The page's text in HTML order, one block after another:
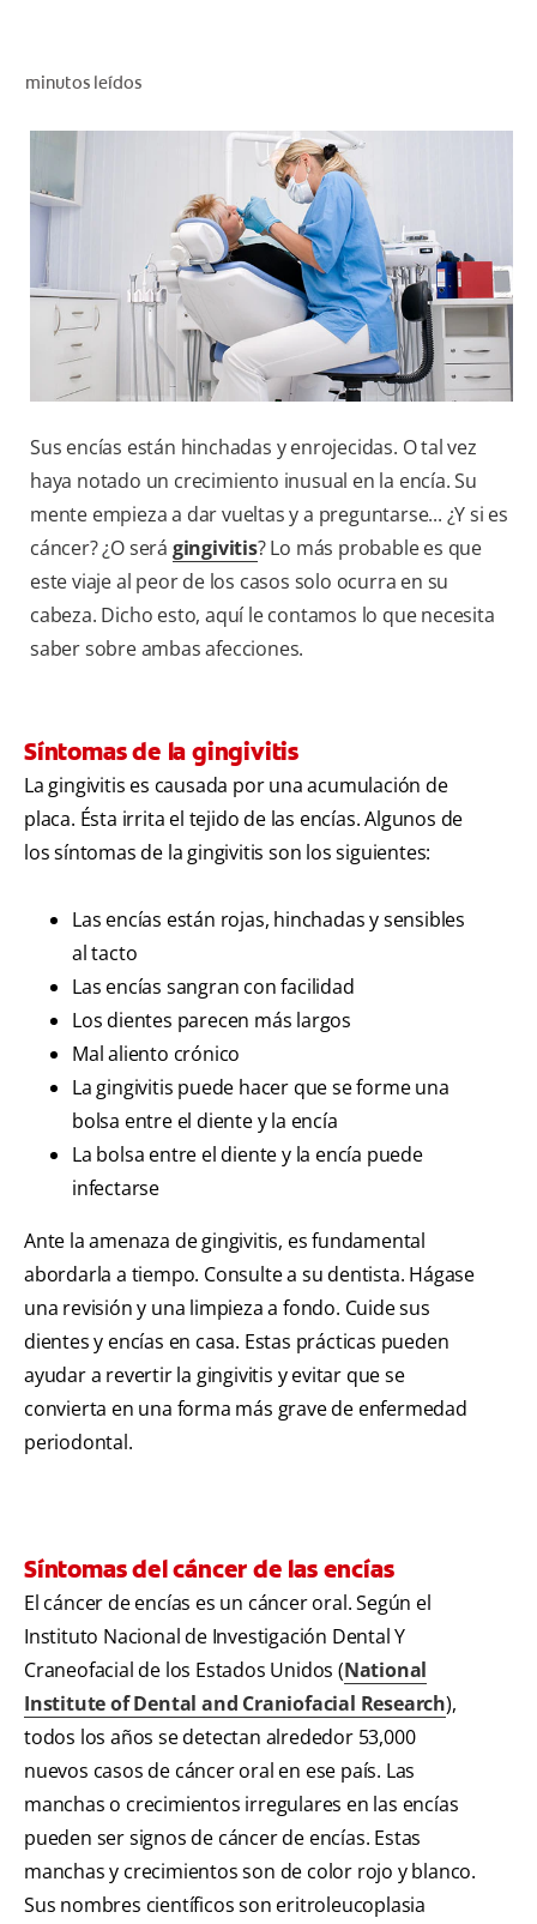
SUSCRÍBASE
minutos leídos
Sus encías están hinchadas y enrojecidas. O tal vez
haya notado un crecimiento inusual en la encía. Su
mente empieza a dar vueltas y a preguntarse... ¿Y si es
cáncer? ¿O será gingivitis? Lo más probable es que
este viaje al peor de los casos solo ocurra en su
cabeza. Dicho esto, aquí le contamos lo que necesita
saber sobre ambas afecciones.
Síntomas de la gingivitis
La gingivitis es causada por una acumulación de
placa. Ésta irrita el tejido de las encías. Algunos de
los síntomas de la gingivitis son los siguientes:
Las encías están rojas, hinchadas y sensibles
al tacto
Las encías sangran con facilidad
Los dientes parecen más largos
Mal aliento crónico
La gingivitis puede hacer que se forme una
bolsa entre el diente y la encía
La bolsa entre el diente y la encía puede
infectarse
Ante la amenaza de gingivitis, es fundamental
abordarla a tiempo. Consulte a su dentista. Hágase
una revisión y una limpieza a fondo. Cuide sus
dientes y encías en casa. Estas prácticas pueden
ayudar a revertir la gingivitis y evitar que se
convierta en una forma más grave de enfermedad
periodontal.
Síntomas del cáncer de las encías
El cáncer de encías es un cáncer oral. Según el
Instituto Nacional de Investigación Dental Y
Craneofacial de los Estados Unidos (National
Institute of Dental and Craniofacial Research),
todos los años se detectan alrededor 53,000
nuevos casos de cáncer oral en ese país. Las
manchas o crecimientos irregulares en las encías
pueden ser signos de cáncer de encías. Estas
manchas y crecimientos son de color rojo y blanco.
Sus nombres científicos son eritroleucoplasia